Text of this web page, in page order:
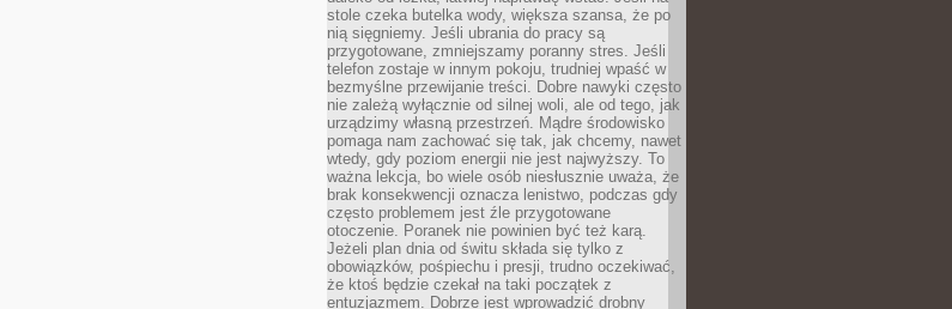
stole czeka butelka wody, większa szansa, że po
nią sięgniemy. Jeśli ubrania do pracy są
przygotowane, zmniejszamy poranny stres. Jeśli
telefon zostaje w innym pokoju, trudniej wpaść w
bezmyślne przewijanie treści. Dobre nawyki często
nie zależą wyłącznie od silnej woli, ale od tego, jak
urządzimy własną przestrzeń. Mądre środowisko
pomaga nam zachować się tak, jak chcemy, nawet
wtedy, gdy poziom energii nie jest najwyższy. To
ważna lekcja, bo wiele osób niesłusznie uważa, że
brak konsekwencji oznacza lenistwo, podczas gdy
często problemem jest źle przygotowane
otoczenie. Poranek nie powinien być też karą.
Jeżeli plan dnia od świtu składa się tylko z
obowiązków, pośpiechu i presji, trudno oczekiwać,
że ktoś będzie czekał na taki początek z
entuzjazmem. Dobrze jest wprowadzić drobny